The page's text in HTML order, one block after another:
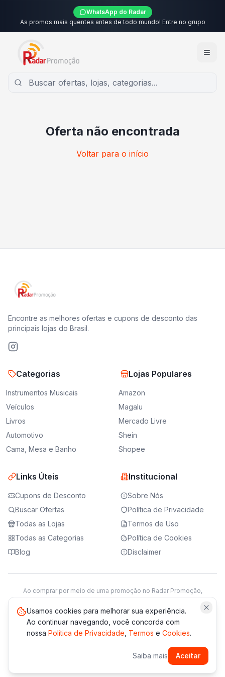
WhatsApp do Radar
As promos mais quentes antes de todo mundo! Entre no grupo
Oferta não encontrada
Voltar para o início
Encontre as melhores ofertas e cupons de desconto das
principais lojas do Brasil.
Categorias
Instrumentos Musicais
Veículos
Livros
Automotivo
Cama, Mesa e Banho
Lojas Populares
Amazon
Magalu
Mercado Livre
Shein
Shopee
Links Úteis
Cupons de Desconto
Buscar Ofertas
Todas as Lojas
Todas as Categorias
Blog
Institucional
Sobre Nós
Política de Privacidade
Termos de Uso
Política de Cookies
Disclaimer
Ao comprar por meio de uma promoção no Radar Promoção,
Saiba mais
*Os preços e disponibilidade podem variar. Verifique sempre
Usamos cookies para melhorar sua experiência.
Ao continuar navegando, você concorda com
nossa Política de Privacidade Termos e Cookies.
Saiba mais Aceitar